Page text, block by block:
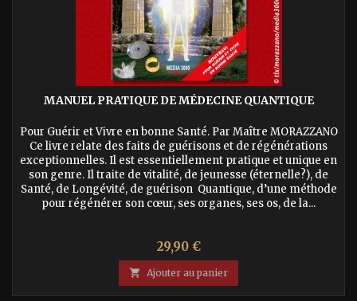
MANUEL PRATIQUE DE MÉDECINE QUANTIQUE
Pour Guérir et Vivre en bonne Santé. Par Maître MORAZZANO
Ce livre relate des faits de guérisons et de régénérations
exceptionnelles. Il est essentiellement pratique et unique en
son genre. Il traite de vitalité, de jeunesse (éternelle?), de
Santé, de Longévité, de guérison Quantique, d’une méthode
pour régénérer son cœur, ses organes, ses os, de la...
Prix
29,90 €
 Ajouter au panier